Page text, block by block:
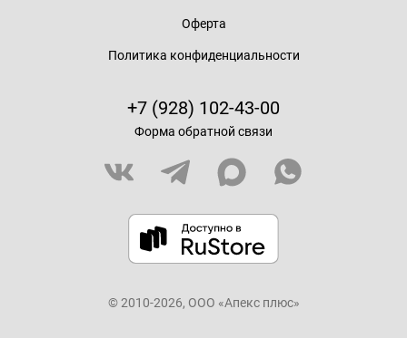
Оферта
Политика конфиденциальности
+7 (928) 102-43-00
Форма обратной связи
© 2010-2026, ООО «Апекс плюс»